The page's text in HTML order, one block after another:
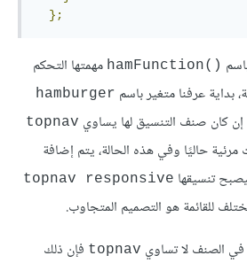
};
()hamFunction
مهمتها التحكم
بداية عرفنا متغير باسم hamburger
إن كان صنف التنسيق لها يساوي topnav
حاليًا وفي هذه الحالة، يتم إضافة
تنسيقها topnav responsive
للقائمة هو التصميم المتجاوب.
في الصنف لا تساوي topnav فإن ذلك